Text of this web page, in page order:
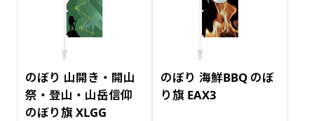
のぼり 山開き・開山
祭・登山・山岳信仰
のぼり旗 XLGG
のぼり 海鮮BBQ のぼ
り旗 EAX3